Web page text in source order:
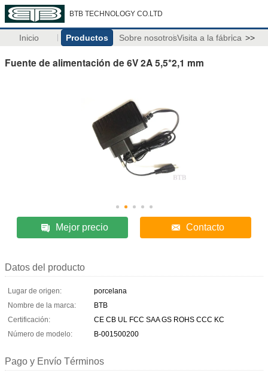
BTB TECHNOLOGY CO.LTD
Inicio Productos Sobre nosotrosVisita a la fábrica >>
Fuente de alimentación de 6V 2A 5,5*2,1 mm
Mejor precio Contacto
Datos del producto
Lugar de origen:
porcelana
Nombre de la marca:
BTB
Certificación:
CE CB UL FCC SAA GS ROHS CCC KC
Número de modelo:
B-001500200
Pago y Envío Términos